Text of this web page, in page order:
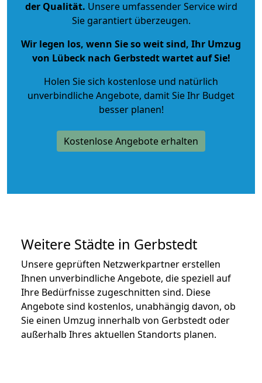
der Qualität. Unsere umfassender Service wird
Sie garantiert überzeugen.
Wir legen los, wenn Sie so weit sind, Ihr Umzug
von Lübeck nach Gerbstedt wartet auf Sie!
Holen Sie sich kostenlose und natürlich
unverbindliche Angebote, damit Sie Ihr Budget
besser planen!
Kostenlose Angebote erhalten
Weitere Städte in Gerbstedt
Unsere geprüften Netzwerkpartner erstellen
Ihnen unverbindliche Angebote, die speziell auf
Ihre Bedürfnisse zugeschnitten sind. Diese
Angebote sind kostenlos, unabhängig davon, ob
Sie einen Umzug innerhalb von Gerbstedt oder
außerhalb Ihres aktuellen Standorts planen.